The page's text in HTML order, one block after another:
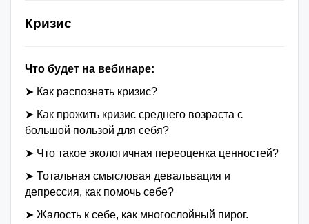
Кризис
Что будет на вебинаре:
➤ Как распознать кризис?
➤ Как прожить кризис среднего возраста с
большой пользой для себя?
➤ Что такое экологичная переоценка ценностей?
➤ Тотальная смысловая девальвация и
депрессия, как помочь себе?
➤ Жалость к себе, как многослойный пирог.